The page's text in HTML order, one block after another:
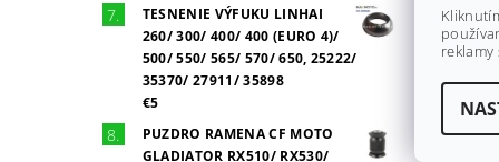
TESNENIE VÝFUKU LINHAI
260/ 300/ 400/ 400 (EURO 4)/
500/ 550/ 565/ 570/ 650, 25222/
35370/ 27911/ 35898
€5
PUZDRO RAMENA CF MOTO
GLADIATOR RX510/ RX530/
reklamy